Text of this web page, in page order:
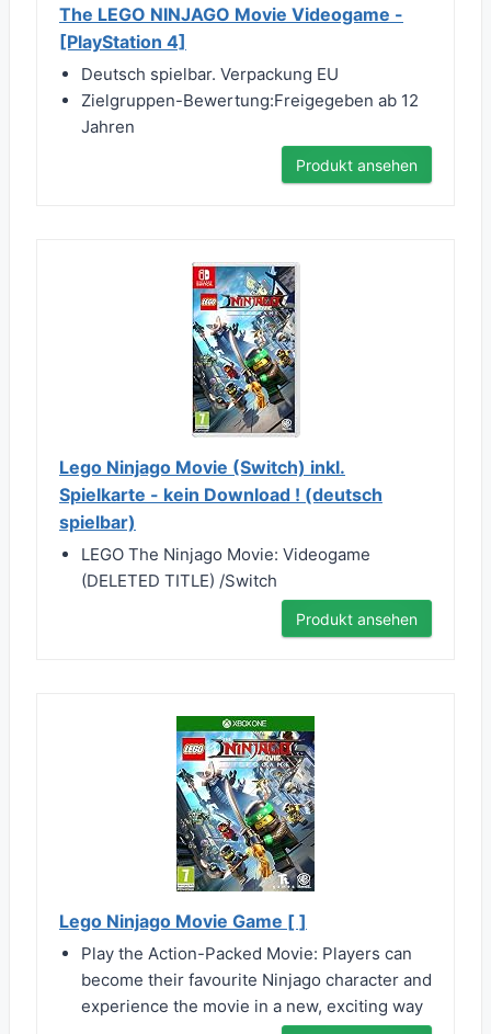
The LEGO NINJAGO Movie Videogame -
[PlayStation 4]
Deutsch spielbar. Verpackung EU
Zielgruppen-Bewertung:Freigegeben ab 12
Jahren
Produkt ansehen
Lego Ninjago Movie (Switch) inkl.
Spielkarte - kein Download ! (deutsch
spielbar)
LEGO The Ninjago Movie: Videogame
(DELETED TITLE) /Switch
Produkt ansehen
Lego Ninjago Movie Game [ ]
Play the Action-Packed Movie: Players can
become their favourite Ninjago character and
experience the movie in a new, exciting way